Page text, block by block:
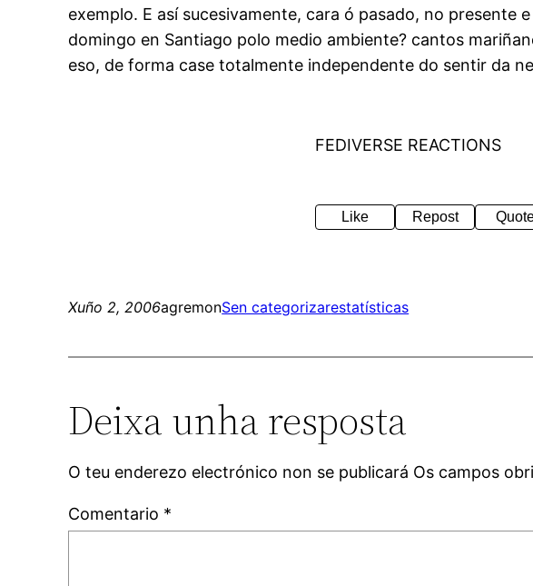
exemplo. E así sucesivamente, cara ó pasado, no
domingo en Santiago polo medio ambiente? cantos
eso, de forma case totalmente independente do sentir da
FEDIVERSE REACTIONS
Like Repost
Xuño 2, 2006agremonSen categorizarestatísticas
Deixa unha resposta
O teu enderezo electrónico non se publicará Os campos
Comentario *